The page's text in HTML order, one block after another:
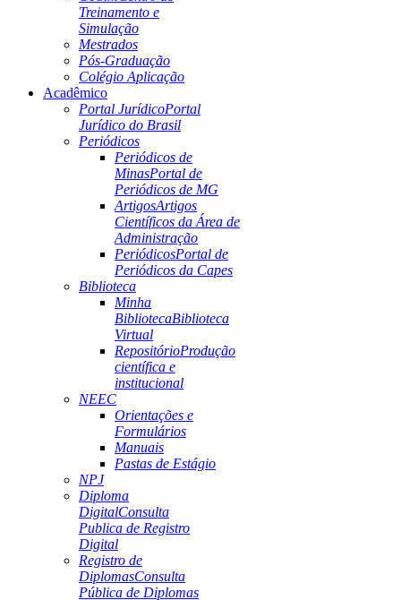
Treinamento e
Simulação
Mestrados
Pós-Graduação
Colégio Aplicação
Acadêmico
Portal JurídicoPortal
Jurídico do Brasil
Periódicos
Periódicos de
MinasPortal de
Periódicos de MG
ArtigosArtigos
Científicos da Área de
Administração
PeriódicosPortal de
Periódicos da Capes
Biblioteca
Minha
BibliotecaBiblioteca
Virtual
RepositórioProdução
científica e
institucional
NEEC
Orientações e
Formulários
Manuais
Pastas de Estágio
NPJ
Diploma
DigitalConsulta
Publica de Registro
Digital
Registro de
DiplomasConsulta
Pública de Diplomas